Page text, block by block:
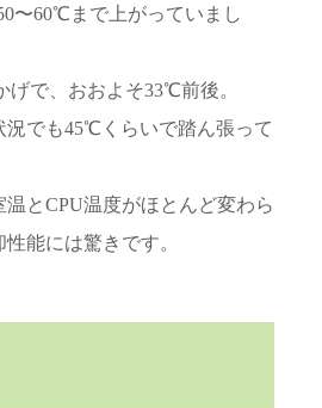
〜60℃まで上がっていまし
げで、おおよそ33℃前後。
況でも45℃くらいで踏ん張って
とCPU温度がほとんど変わら
能には驚きです。